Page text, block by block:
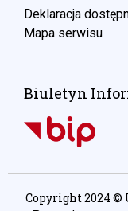
Deklaracja
Mapa serwisu
Biuletyn
Copyright 2024 ©